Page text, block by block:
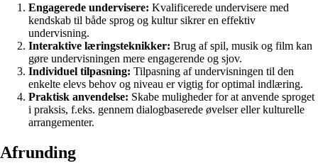
Engagerede undervisere: Kvalificerede undervisere med
kendskab til både sprog og kultur sikrer en effektiv
undervisning.
Interaktive læringsteknikker: Brug af spil, musik og film kan
gøre undervisningen mere engagerende og sjov.
Individuel tilpasning: Tilpasning af undervisningen til den
enkelte elevs behov og niveau er vigtig for optimal indlæring.
Praktisk anvendelse: Skabe muligheder for at anvende sproget
i praksis, f.eks. gennem dialogbaserede øvelser eller kulturelle
arrangementer.
Afrunding